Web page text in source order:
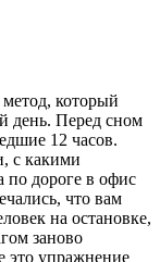
который
день. Перед сном
12 часов.
с какими
по дороге в офис
что вам
на остановке,
заново
это упражнение